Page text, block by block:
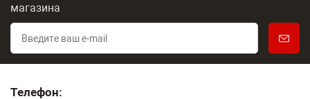
магазина
Телефон: